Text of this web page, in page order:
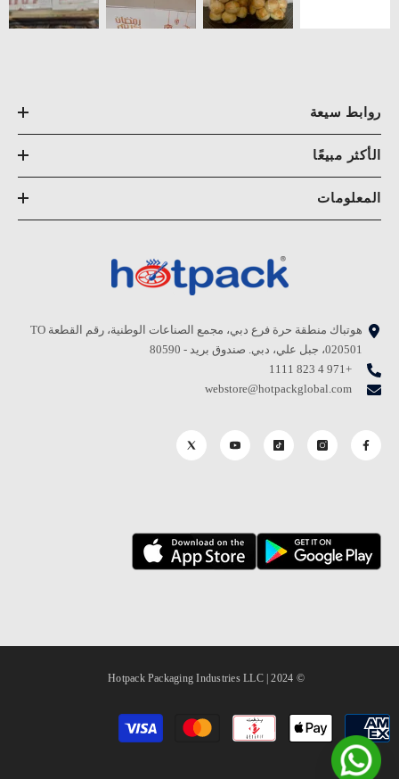
روابط سيعة
الأكثر مبيعًا
المعلومات
هوتباك منطقة حرة فرع دبي، مجمع الصناعات الوطنية، رقم القطعة TO
020501، جبل علي، دبي. صندوق بريد - 80590
+971 4 823 1111
webstore@hotpackglobal.com
© 2024 | Hotpack Packaging Industries LLC
طرق
الدفع